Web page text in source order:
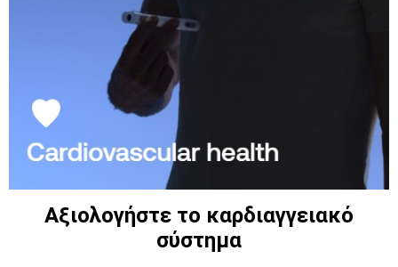
Αξιολογήστε το καρδιαγγειακό
σύστημα